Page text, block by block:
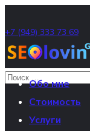
+7 (949) 333 73 69
Обо мне
Стоимость
Услуги